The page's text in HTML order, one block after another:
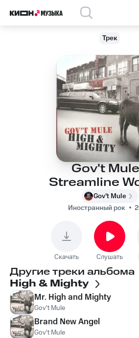
Трек
Gov't
Streamline
Gov't Mule
Иностранный рок
Скачать Слушать
Другие треки альбома
High & Mighty
Mr. High and Mighty
Gov't Mule
Brand New Angel
Gov't Mule